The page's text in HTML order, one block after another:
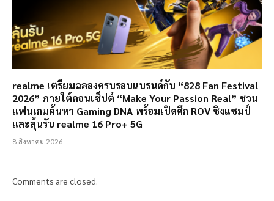
realme เตรียมฉลองครบรอบแบรนด์กับ “828 Fan Festival
2026” ภายใต้คอนเซ็ปต์ “Make Your Passion Real” ชวน
แฟนเกมค้นหา Gaming DNA พร้อมเปิดศึก ROV ชิงแชมป์
และลุ้นรับ realme 16 Pro+ 5G
8 สิงหาคม 2026
Comments are closed.